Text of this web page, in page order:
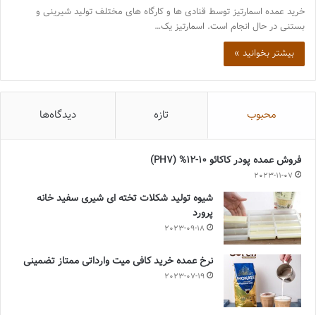
خرید عمده اسمارتیز توسط قنادی ها و کارگاه های مختلف تولید شیرینی و
بستنی در حال انجام است. اسمارتیز یک…
بیشتر بخوانید »
محبوب تازه دیدگاه‌ها
فروش عمده پودر کاکائو 10-12% (PH7)
2023-11-07
شیوه تولید شکلات تخته ای شیری سفید خانه
پرورد
2023-09-18
نرخ عمده خرید کافی میت وارداتی ممتاز تضمینی
2023-07-19